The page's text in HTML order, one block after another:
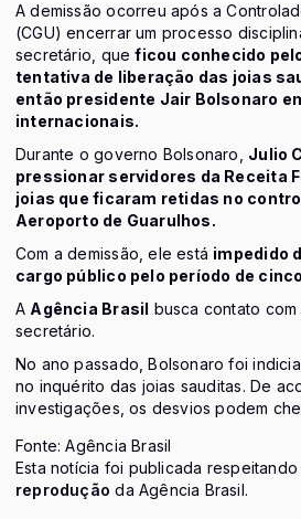
A demissão ocorreu após a
(CGU) encerrar um processo
secretário, queficou conhecido
tentativa de liberação das joias
então presidente Jair Bolsonaro
internacionais.
Durante o governo Bolsonaro, Julio
pressionar servidores da Receita
joias que ficaram retidas no
Aeroporto de Guarulhos.
Com a demissão, ele está impedido
cargo público pelo período de
A Agência Brasil busca contato
secretário.
No ano passado, Bolsonaro foi
no inquérito das joias sauditas. De
investigações, os desvios podem
Fonte: Agência Brasil
Esta notícia foi publicada respeitando
reprodução da Agência Brasil.